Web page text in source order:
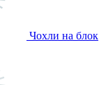
Чохли на блок